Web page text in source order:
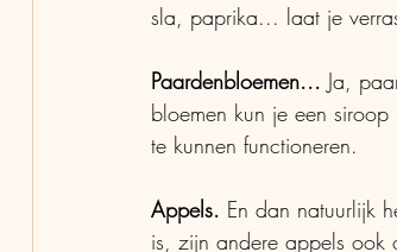
sla, paprika... laat je
Paardenbloemen... Ja,
bloemen kun je een
te kunnen functioneren.
Appels. En dan natuurlijk
is, zijn andere appels ook